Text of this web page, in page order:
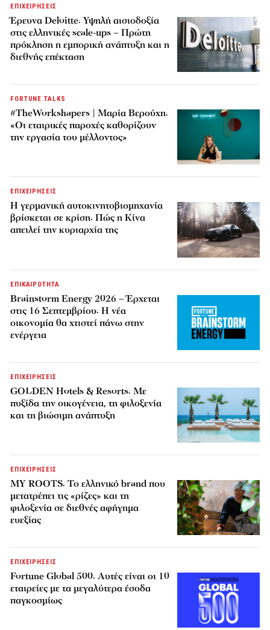
ΕΠΙΧΕΙΡΗΣΕΙΣ
Έρευνα Deloitte: Υψηλή αισιοδοξία
στις ελληνικές scale-ups – Πρώτη
πρόκληση η εμπορική ανάπτυξη και η
διεθνής επέκταση
FORTUNE TALKS
#TheWorkshapers | Μαρία Βερούχη:
«Οι εταιρικές παροχές καθορίζουν
την εργασία του μέλλοντος»
ΕΠΙΧΕΙΡΗΣΕΙΣ
Η γερμανική αυτοκινητοβιομηχανία
βρίσκεται σε κρίση: Πώς η Κίνα
απειλεί την κυριαρχία της
ΕΠΙΚΑΙΡΟΤΗΤΑ
Brainstorm Energy 2026 – Έρχεται
στις 16 Σεπτεμβρίου: Η νέα
οικονομία θα χτιστεί πάνω στην
ενέργεια
ΕΠΙΧΕΙΡΗΣΕΙΣ
GOLDEN Hotels & Resorts: Με
πυξίδα την οικογένεια, τη φιλοξενία
και τη βιώσιμη ανάπτυξη
ΕΠΙΧΕΙΡΗΣΕΙΣ
MY ROOTS: Το ελληνικό brand που
μετατρέπει τις «ρίζες» και τη
φιλοξενία σε διεθνές αφήγημα
ευεξίας
ΕΠΙΧΕΙΡΗΣΕΙΣ
Fortune Global 500: Αυτές είναι οι 10
εταιρείες με τα μεγαλύτερα έσοδα
παγκοσμίως